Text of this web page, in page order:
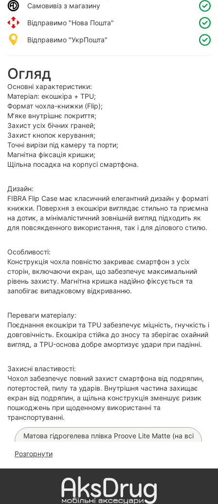
Самовивіз з магазину
Відправимо "Нова Пошта"
Відправимо "УкрПошта"
Огляд
Основні характеристики:
Матеріал: екошкіра + TPU;
Формат чохла-книжки (Flip);
М’яке внутрішнє покриття;
Захист усіх бічних граней;
Захист кнопок керування;
Точні вирізи під камеру та порти;
Магнітна фіксація кришки;
Щільна посадка на корпусі смартфона.
Дизайн:
FIBRA Flip Case має класичний елегантний дизайн у форматі
книжки. Поверхня з екошкіри виглядає стильно та приємна
на дотик, а мінімалістичний зовнішній вигляд підходить як
для повсякденного використання, так і для ділового стилю.
Особливості:
Конструкція чохла повністю закриває смартфон з усіх
сторін, включаючи екран, що забезпечує максимальний
рівень захисту. Магнітна кришка надійно фіксується та
запобігає випадковому відкриванню.
Переваги матеріалу:
Поєднання екошкіри та TPU забезпечує міцність, гнучкість і
довговічність. Екошкіра стійка до зносу та зберігає охайний
вигляд, а TPU-основа добре амортизує удари при падінні.
Захисні властивості:
Чохол забезпечує повний захист смартфона від подряпин,
потертостей, пилу та ударів. Внутрішня частина захищає
екран від подряпин, а щільна конструкція зменшує ризик
пошкоджень при щоденному використанні та
транспортуванні.
Матова гідрогелева плівка Proove Lite Matte (на всі
Автомобільна зарядка Hoco Z60 на 48W
Розгорнути